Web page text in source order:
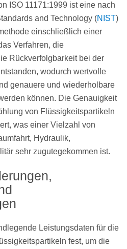
ISO 11171:1999 ist eine nach
and Technology (NIST)
einschließlich einer
Verfahren, die
Rückverfolgbarkeit bei der
wodurch wertvolle
genauere und wiederholbare
können. Die Genauigkeit
von Flüssigkeitspartikeln
was einer Vielzahl von
Hydraulik,
sehr zugutegekommen ist.
Leistungsdaten für die
fest, um die